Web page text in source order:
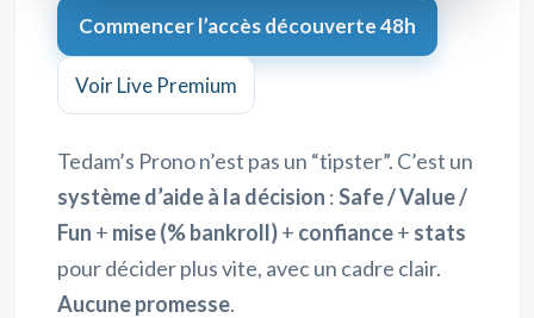
Commencer l’accès découverte 48h
Voir Live Premium
Tedam’s Prono n’est pas un “tipster”. C’est un
système d’aide à la décision :Safe / Value /
Fun + mise (% bankroll)+ confiance+ stats
pour décider plus vite, avec un cadre clair.
Aucune promesse.